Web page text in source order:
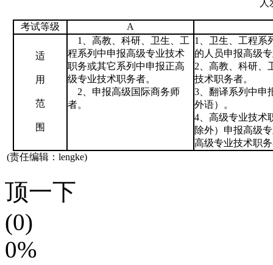
人
考试等级 A
适
用
范
围
1、高教、科研、卫生、工
程系列中申报高级专业技术
职务或其它系列中申报正高
级专业技术职务者。
2、申报高级国际商务师
者。
1、卫生、工程系
的人员申报高级
2、高教、科研、
技术职务者。
3、翻译系列中申
外语）。
4、高级专业技术
除外）申报高级
高级专业技术职
(责任编辑：lengke)
顶一下
(0)
0%